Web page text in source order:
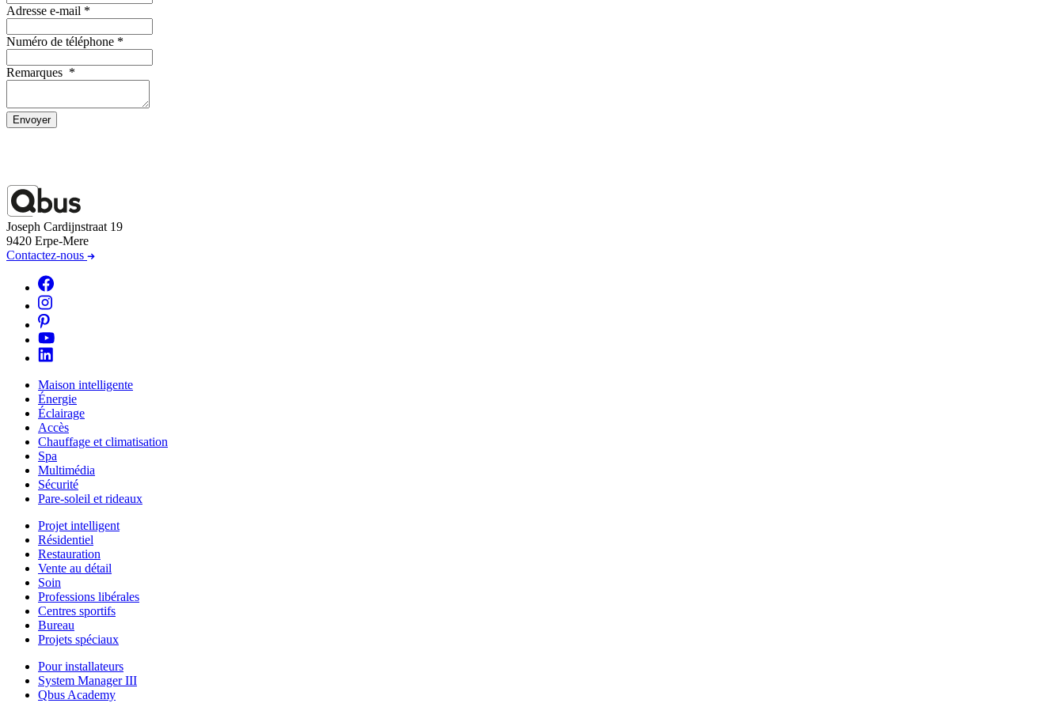
Adresse e-mail *
Numéro de téléphone *
Remarques *
Envoyer
Joseph Cardijnstraat 19
9420 Erpe-Mere
Contactez-nous
Maison intelligente
Énergie
Éclairage
Accès
Chauffage et climatisation
Spa
Multimédia
Sécurité
Pare-soleil et rideaux
Projet intelligent
Résidentiel
Restauration
Vente au détail
Soin
Professions libérales
Centres sportifs
Bureau
Projets spéciaux
Pour installateurs
System Manager III
Qbus Academy